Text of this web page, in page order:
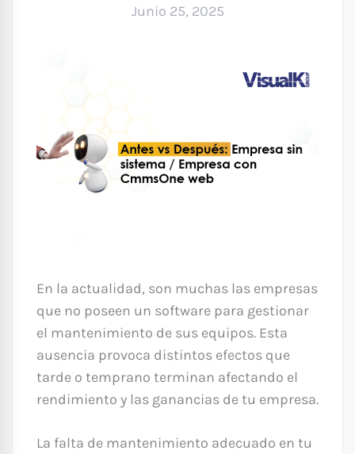
Junio 25, 2025
En la actualidad, son muchas las empresas
que no poseen un software para gestionar
el mantenimiento de sus equipos. Esta
ausencia provoca distintos efectos que
tarde o temprano terminan afectando el
rendimiento y las ganancias de tu empresa.
La falta de mantenimiento adecuado en tu